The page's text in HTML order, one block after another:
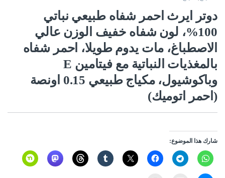
دوتر ايرث احمر شفاه طبيعي نباتي
100%، لون شفاه خفيف الوزن عالي
الاصطباغ، مات يدوم طويلا، احمر شفاه
بالمغذيات النباتية مع فيتامين E
وباكوشيول، مكياج طبيعي 0.15 اونصة
(احمر اتوميك)
شارك هذا الموضوع: